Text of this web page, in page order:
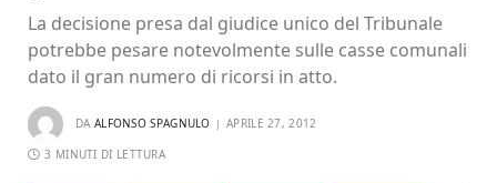
La decisione presa dal giudice unico del Tribunale
potrebbe pesare notevolmente sulle casse comunali
dato il gran numero di ricorsi in atto.
DA ALFONSO SPAGNULO APRILE 27, 2012
3 MINUTI DI LETTURA